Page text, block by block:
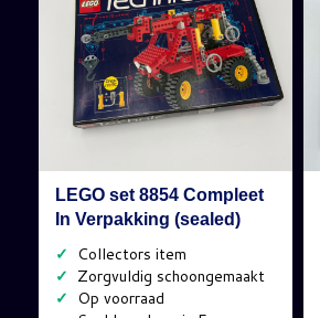
LEGO set 8854 Compleet
In Verpakking (sealed)
✓
✓
✓